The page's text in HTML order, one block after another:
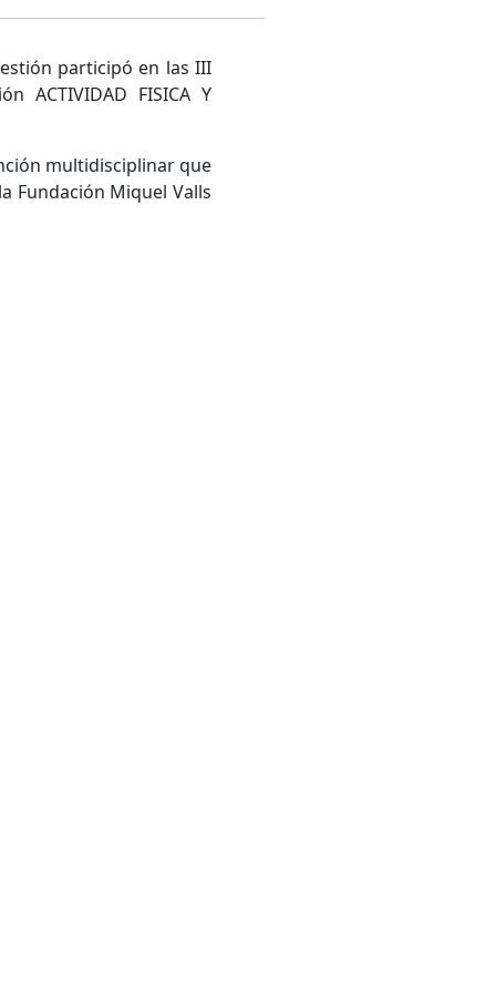
participó en las III
ACTIVIDAD FISICA Y
multidisciplinar que
Fundación Miquel Valls